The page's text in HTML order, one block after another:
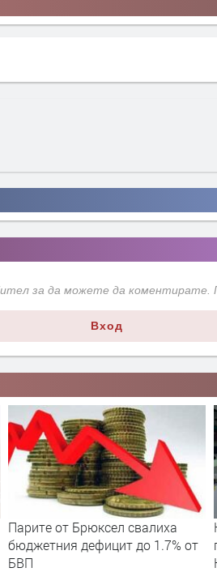
за да можете да коментирате.
Вход
Парите от Брюксел свалиха
бюджетния дефицит до 1.7% от
БВП